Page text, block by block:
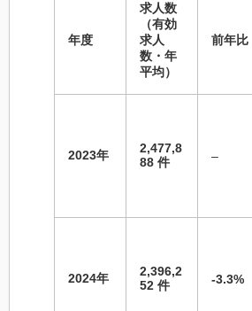
年度
求人数
（有効
求人
数・年
平均）
前年比
2023年
2,477,8
88 件
–
2024年
2,396,2
52 件
-3.3%